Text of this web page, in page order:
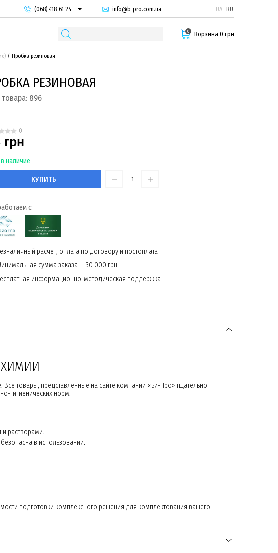
(068) 418-61-24
(095) 987-29-55
info@b-pro.com.ua UA RU
0 Корзина 0 грн
Пробка резиновая
РЕЗИНОВАЯ
896
0
грн
наличие
КУПИТЬ
с:
расчет, оплата по договору и постоплата
сумма заказа — 30 000 грн
информационно-методическая поддержка
товары, представленные на сайте компании «Би-Про» тщательно
гигиенических норм.
растворами.
в использовании.
подготовки комплексного решения для комплектования вашего